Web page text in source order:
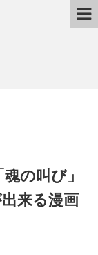
の叫び」
来る漫画